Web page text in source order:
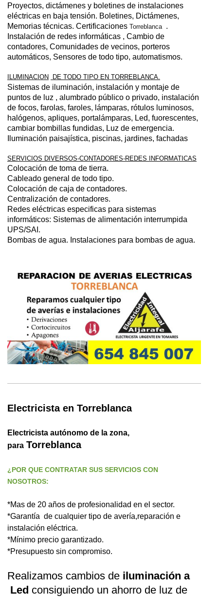
Proyectos, dictámenes y boletines de instalaciones
eléctricas en baja tensión. Boletines, Dictámenes,
Memorias técnicas. Certificaciones Torreblanca .
Instalación de redes informáticas , Cambio de
contadores, Comunidades de vecinos, porteros
automáticos, Sensores de todo tipo, automatismos.
ILUMINACION DE TODO TIPO EN TORREBLANCA.
Sistemas de iluminación, instalación y montaje de
puntos de luz , alumbrado público o privado, instalación
de focos, farolas, faroles, lámparas, rótulos luminosos,
halógenos, apliques, portalámparas, Led, fuorescentes,
cambiar bombillas fundidas, Luz de emergencia.
Iluminación paisajística, piscinas, jardines, fachadas
SERVICIOS DIVERSOS-CONTADORES-REDES INFORMATICAS
Colocación de toma de tierra.
Cableado general de todo tipo.
Colocación de caja de contadores.
Centralización de contadores.
Redes eléctricas especificas para sistemas
informáticos: Sistemas de alimentación interrumpida
UPS/SAI.
Bombas de agua. Instalaciones para bombas de agua.
Electricista en Torreblanca
Electricista autónomo de la zona,
para Torreblanca
¿POR QUE CONTRATAR SUS SERVICIOS CON
NOSOTROS:
*Mas de 20 años de profesionalidad en el sector.
*Garantía de cualquier tipo de avería,reparación e
instalación eléctrica.
*Mínimo precio garantizado.
*Presupuesto sin compromiso.
Realizamos cambios de iluminación a
Led consiguiendo un ahorro de luz de